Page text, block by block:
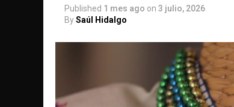
Published 1 mes ago on 3 julio, 2026
BySaúl Hidalgo